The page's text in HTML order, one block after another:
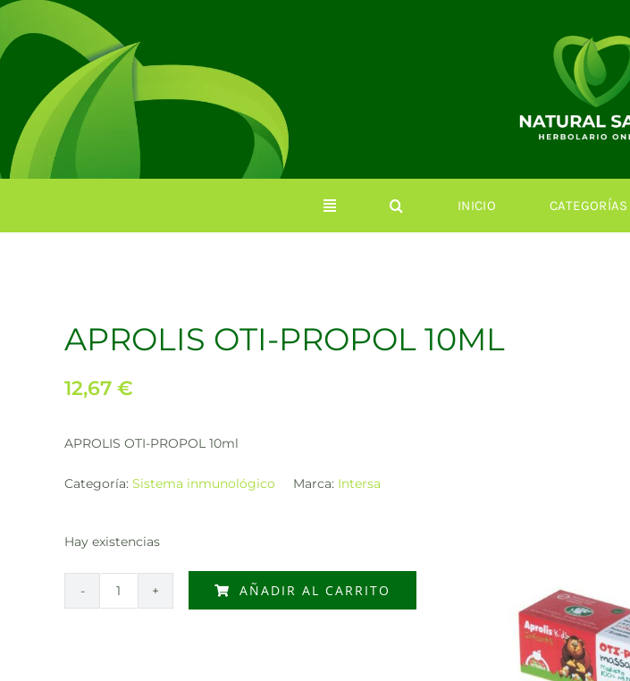
Saltar
contenido
INICIO CATEGORÍAS
APROLIS OTI-PROPOL 10ML
12,67 €
APROLIS OTI-PROPOL 10ml
Categoría: Sistema inmunológico Marca: Intersa
Hay existencias
APROLIS
AÑADIR AL CARRITO